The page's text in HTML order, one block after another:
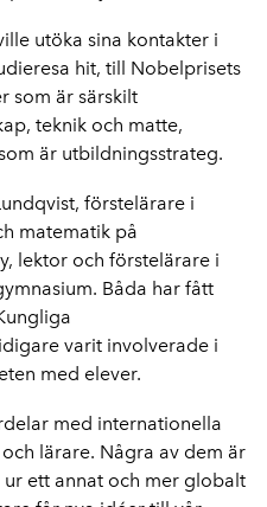
utöka sina kontakter i
hit, till Nobelprisets
som är särskilt
teknik och matte,
är utbildningsstrateg.
förstelärare i
matematik på
lektor och förstelärare i
Båda har fått
varit involverade i
med elever.
med internationella
lärare. Några av dem är
ett annat och mer globalt